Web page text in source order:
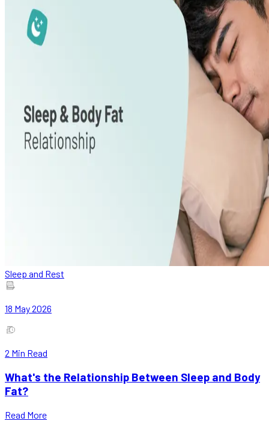
Sleep and Rest
18 May 2026
2 Min Read
What's the Relationship Between Sleep and Body
Fat?
Read More